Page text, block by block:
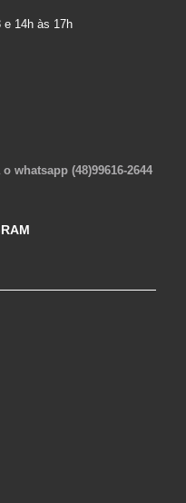
e 14h às 17h
whatsapp (48)99616-2644